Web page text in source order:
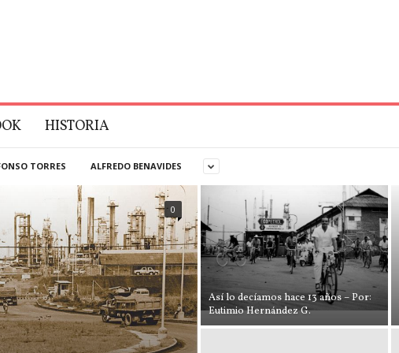
HISTORIA
TORRES ALFREDO BENAVIDES
0
Así lo decíamos hace 13 años – Por:
Eutimio Hernández G.